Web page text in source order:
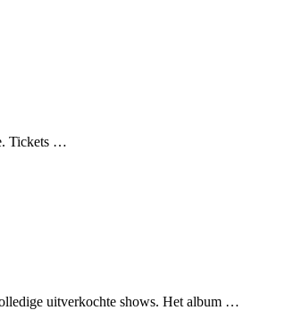
Tickets …
uitverkochte shows. Het album …